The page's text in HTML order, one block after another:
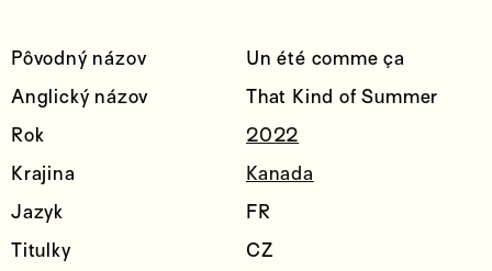
Pôvodný názov
Un été comme ça
Anglický názov
That Kind of Summer
Rok
2022
Krajina
Kanada
Jazyk
FR
Titulky
CZ